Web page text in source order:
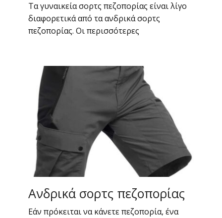
Τα γυναικεία σορτς πεζοπορίας είναι λίγο
διαφορετικά από τα ανδρικά σορτς
πεζοπορίας. Οι περισσότερες
Ανδρικά σορτς πεζοπορίας
Εάν πρόκειται να κάνετε πεζοπορία, ένα